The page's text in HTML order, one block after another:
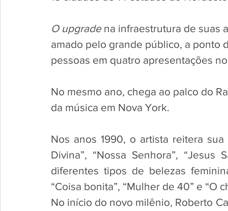
O upgrade na infraestrutura de suas
amado pelo grande público, a ponto
pessoas em quatro apresentações
No mesmo ano, chega ao palco do
da música em Nova York.
Nos anos 1990, o artista reitera
Divina”, “Nossa Senhora”,
diferentes tipos de belezas
“Coisa bonita”, “Mulher de 40” e “O
No início do novo milênio, Roberto